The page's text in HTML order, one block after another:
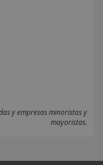
y empresas minoristas y
mayoristas.